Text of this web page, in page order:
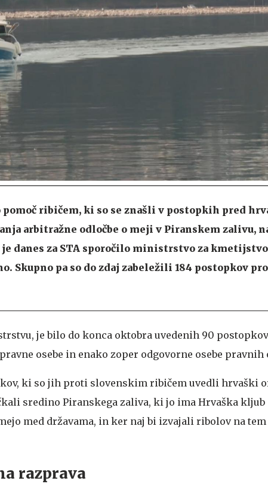
pomoč ribičem, ki so se znašli v postopkih pred
arbitražne odločbe o meji v Piranskem zalivu,
je danes za STA sporočilo ministrstvo za
Skupno pa so do zdaj zabeležili 184 postopkov
je bilo do konca oktobra uvedenih 90
osebe in enako zoper odgovorne osebe pravnih
ki so jih proti slovenskim ribičem uvedli hrvaški
sredino Piranskega zaliva, ki jo ima Hrvaška kljub
med državama, in ker naj bi izvajali ribolov na tem
razprava